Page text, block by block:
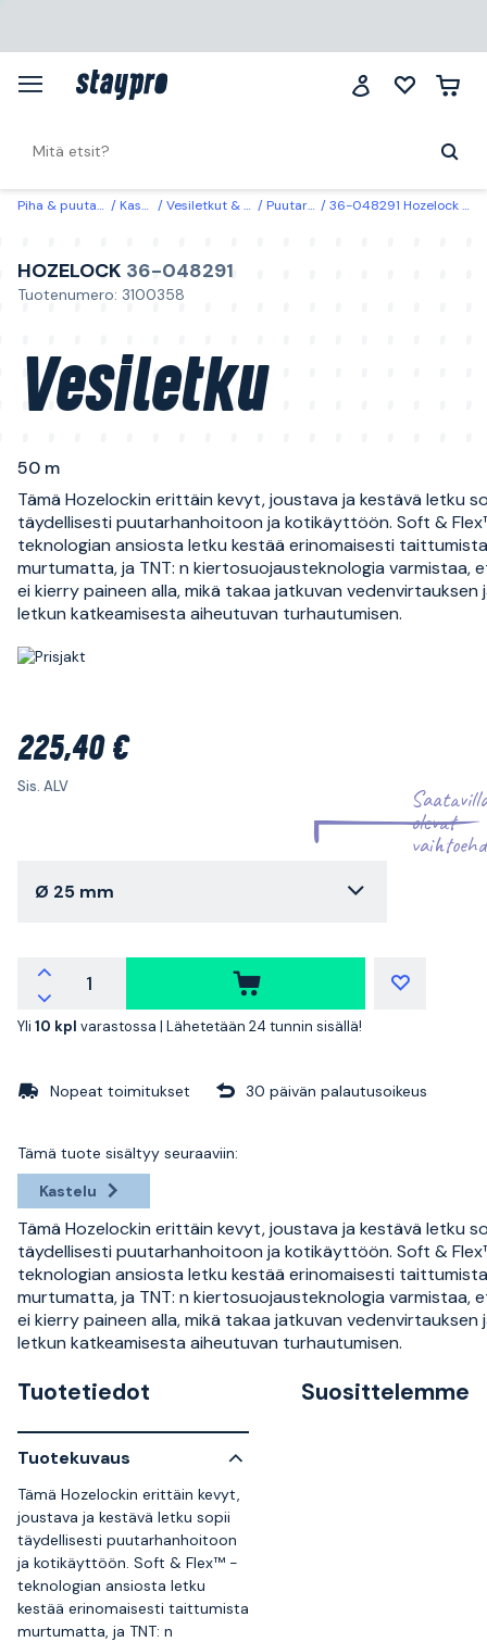
Piha & puutarha Kastelu Vesiletkut & Liittimet Puutarhaletkut 36-048291 Hozelock Vesiletku 50 m Ø 25 mm
HOZELOCK 36-048291
Tuotenumero: 3100358
Vesiletku
50 m
Tämä Hozelockin erittäin kevyt, joustava ja kestävä letku
täydellisesti puutarhanhoitoon ja kotikäyttöön. Soft &
teknologian ansiosta letku kestää erinomaisesti taittumista
murtumatta, ja TNT: n kiertosuojausteknologia varmistaa,
ei kierry paineen alla, mikä takaa jatkuvan vedenvirtauksen
letkun katkeamisesta aiheutuvan turhautumisen.
225,40 €
Sis. ALV
olevat
Ø 25 mm
Yli 10 kpl varastossa | Lähetetään 24 tunnin sisällä!
Nopeat toimitukset 30 päivän palautusoikeus
Tämä tuote sisältyy seuraaviin:
Kastelu
Tämä Hozelockin erittäin kevyt, joustava ja kestävä letku
täydellisesti puutarhanhoitoon ja kotikäyttöön. Soft &
teknologian ansiosta letku kestää erinomaisesti taittumista
murtumatta, ja TNT: n kiertosuojausteknologia varmistaa,
ei kierry paineen alla, mikä takaa jatkuvan vedenvirtauksen
letkun katkeamisesta aiheutuvan turhautumisen.
Tuotetiedot
Tuotekuvaus
Tämä Hozelockin erittäin kevyt,
joustava ja kestävä letku sopii
täydellisesti puutarhanhoitoon
ja kotikäyttöön. Soft & Flex™ -
teknologian ansiosta letku
kestää erinomaisesti taittumista
murtumatta, ja TNT: n
Suosittelemme